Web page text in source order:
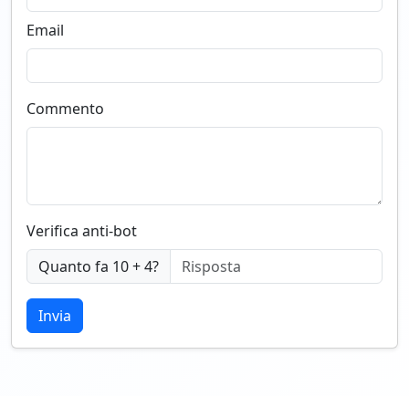
Email
Commento
Verifica anti-bot
Quanto fa 10 + 4?
Invia